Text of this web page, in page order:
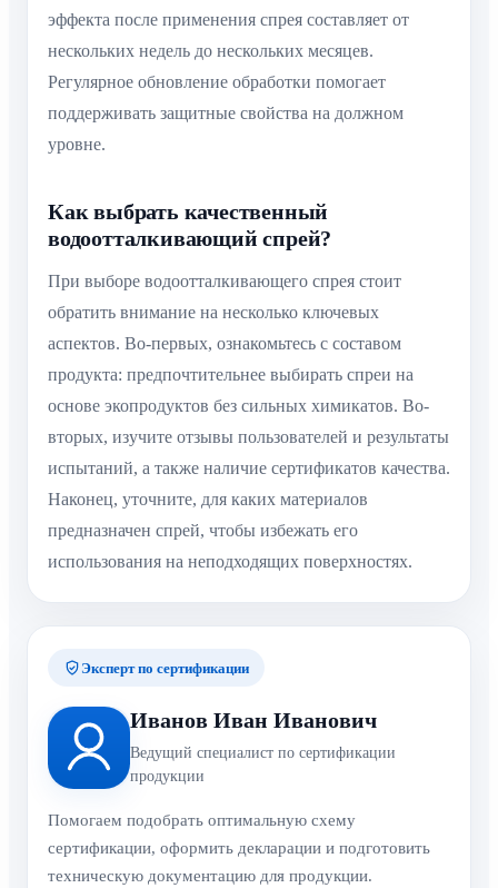
эффекта после применения спрея составляет от
нескольких недель до нескольких месяцев.
Регулярное обновление обработки помогает
поддерживать защитные свойства на должном
уровне.
Как выбрать качественный
водоотталкивающий спрей?
При выборе водоотталкивающего спрея стоит
обратить внимание на несколько ключевых
аспектов. Во-первых, ознакомьтесь с составом
продукта: предпочтительнее выбирать спреи на
основе экопродуктов без сильных химикатов. Во-
вторых, изучите отзывы пользователей и результаты
испытаний, а также наличие сертификатов качества.
Наконец, уточните, для каких материалов
предназначен спрей, чтобы избежать его
использования на неподходящих поверхностях.
Эксперт по сертификации
Иванов Иван Иванович
Ведущий специалист по сертификации
продукции
Помогаем подобрать оптимальную схему
сертификации, оформить декларации и подготовить
техническую документацию для продукции.